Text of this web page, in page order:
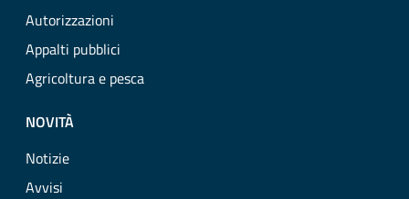
Autorizzazioni
Appalti pubblici
Agricoltura e pesca
NOVITÀ
Notizie
Avvisi